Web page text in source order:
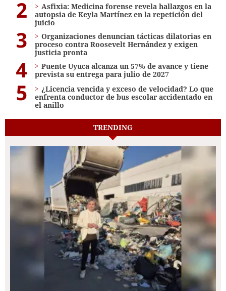
2
Asfixia: Medicina forense revela hallazgos en la
autopsia de Keyla Martínez en la repetición del
juicio
3
Organizaciones denuncian tácticas dilatorias en
proceso contra Roosevelt Hernández y exigen
justicia pronta
4
Puente Uyuca alcanza un 57% de avance y tiene
prevista su entrega para julio de 2027
5
¿Licencia vencida y exceso de velocidad? Lo que
enfrenta conductor de bus escolar accidentado en
el anillo
TRENDING